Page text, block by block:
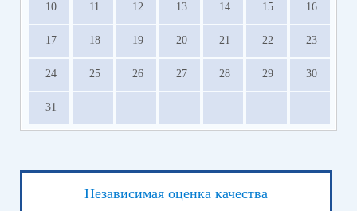
10 11 12 13 14 15 16
17 18 19 20 21 22 23
24 25 26 27 28 29 30
31
Независимая оценка качества